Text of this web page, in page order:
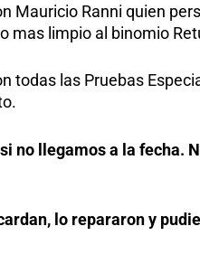
Mauricio Ranni quien
mas limpio al binomio
todas las Pruebas
no llegamos a la fecha.
lo repararon y